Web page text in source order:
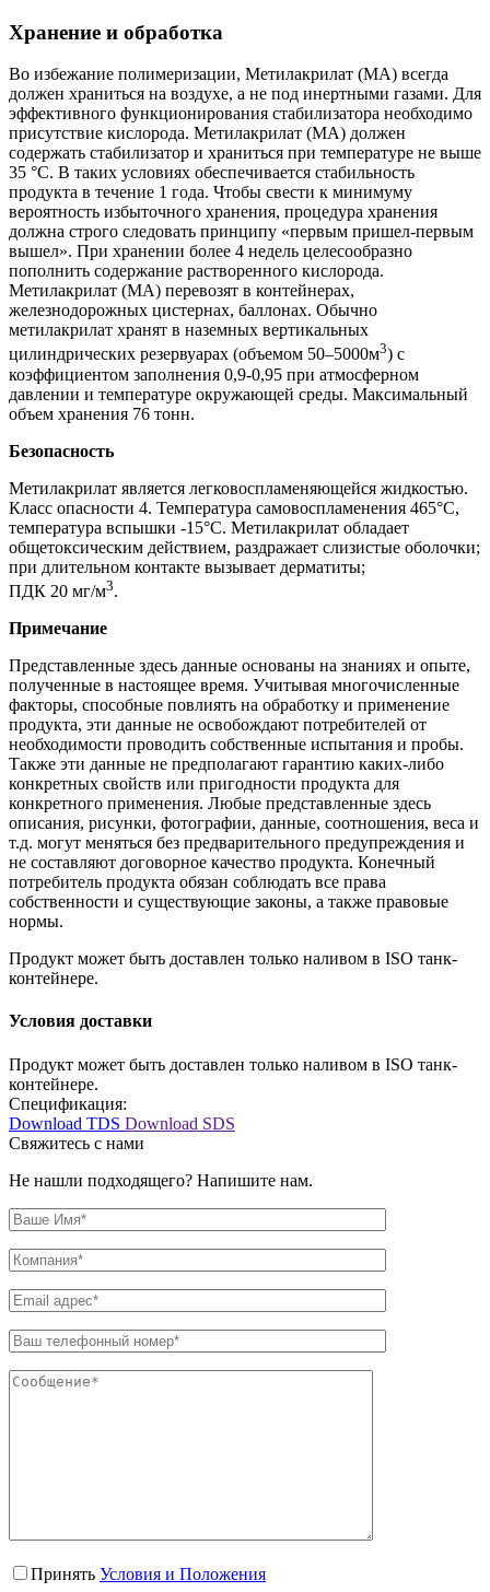
Хранение и обработка
Во избежание полимеризации, Mетилакрилат (MA) всегда
должен храниться на воздухе, а не под инертными газами. Для
эффективного функционирования стабилизатора необходимо
присутствие кислорода. Метилакрилат (MA) должен
содержать стабилизатор и храниться при температуре не выше
35 °C. В таких условиях обеспечивается стабильность
продукта в течение 1 года. Чтобы свести к минимуму
вероятность избыточного хранения, процедура хранения
должна строго следовать принципу «первым пришел-первым
вышел». При хранении более 4 недель целесообразно
пополнить содержание растворенного кислорода.
Метилакрилат (MA) перевозят в контейнерах,
железнодорожных цистернах, баллонах. Обычно
метилакрилат хранят в наземных вертикальных
цилиндрических резервуарах (объемом 50–5000м3) с
коэффициентом заполнения 0,9-0,95 при атмосферном
давлении и температуре окружающей среды. Максимальный
объем хранения 76 тонн.
Безопасность
Метилакрилат является легковоспламеняющейся жидкостью.
Класс опасности 4. Температура самовоспламенения 465°C,
температура вспышки -15°C. Метилакрилат обладает
общетоксическим действием, раздражает слизистые оболочки;
при длительном контакте вызывает дерматиты;
ПДК 20 мг/м3.
Примечание
Представленные здесь данные основаны на знаниях и опыте,
полученные в настоящее время. Учитывая многочисленные
факторы, способные повлиять на обработку и применение
продукта, эти данные не освобождают потребителей от
необходимости проводить собственные испытания и пробы.
Также эти данные не предполагают гарантию каких-либо
конкретных свойств или пригодности продукта для
конкретного применения. Любые представленные здесь
описания, рисунки, фотографии, данные, соотношения, веса и
т.д. могут меняться без предварительного предупреждения и
не составляют договорное качество продукта. Конечный
потребитель продукта обязан соблюдать все права
собственности и существующие законы, а также правовые
нормы.
Продукт может быть доставлен только наливом в ISO танк-
контейнере.
Условия доставки
Продукт может быть доставлен только наливом в ISO танк-
контейнере.
Спецификация:
Download TDS Download SDS
Свяжитесь с нами
Не нашли подходящего? Напишите нам.
Принять Условия и Положения